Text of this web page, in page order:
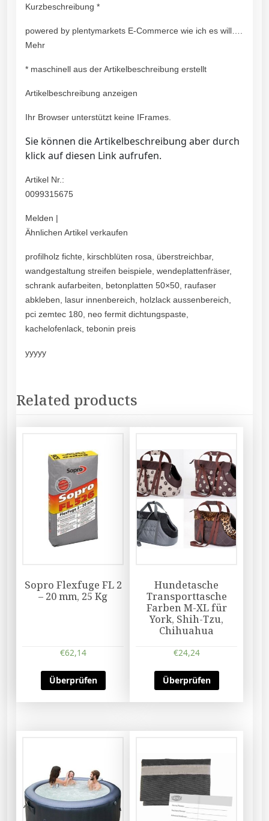
Kurzbeschreibung *
powered by plentymarkets E-Commerce wie ich es will….
Mehr
* maschinell aus der Artikelbeschreibung erstellt
Artikelbeschreibung anzeigen
Ihr Browser unterstützt keine IFrames.
Sie können die Artikelbeschreibung aber durch
klick auf diesen Link aufrufen.
Artikel Nr.:
0099315675
Melden |
Ähnlichen Artikel verkaufen
profilholz fichte, kirschblüten rosa, überstreichbar,
wandgestaltung streifen beispiele, wendeplattenfräser,
schrank aufarbeiten, betonplatten 50×50, raufaser
abkleben, lasur innenbereich, holzlack aussenbereich,
pci zemtec 180, neo fermit dichtungspaste,
kachelofenlack, tebonin preis
yyyyy
Related products
Sopro Flexfuge FL 2
– 20 mm, 25 Kg
€62,14
Überprüfen
Hundetasche
Transporttasche
Farben M-XL für
York, Shih-Tzu,
Chihuahua
€24,24
Überprüfen